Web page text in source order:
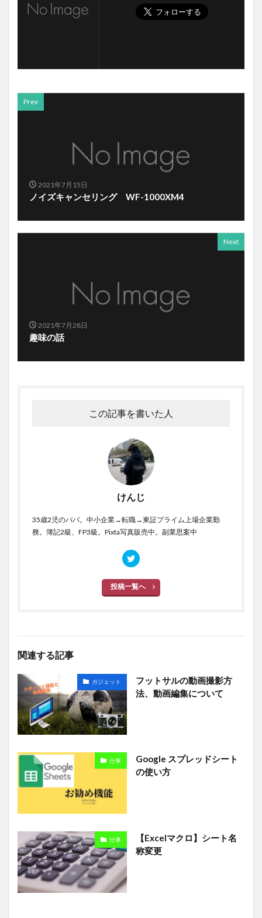
Prev
2021年7月15日
ノイズキャンセリング WF-1000XM4
Next
2021年7月28日
趣味の話
この記事を書いた人
けんじ
35歳2児のパパ。中小企業→転職→東証プライム上場企業勤
務。簿記2級、FP3級。Pixta写真販売中。副業思案中
投稿一覧へ
関連する記事
ガジェット
フットサルの動画撮影方
法、動画編集について
仕事
Google スプレッドシート
の使い方
仕事
【Excelマクロ】シート名
称変更